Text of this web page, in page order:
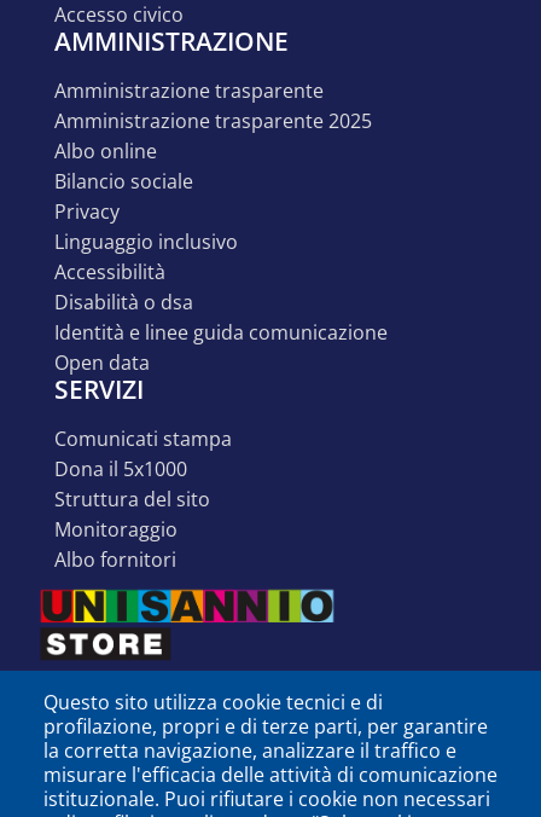
accesso civico
AMMINISTRAZIONE
amministrazione trasparente
amministrazione trasparente 2025
albo online
bilancio sociale
privacy
linguaggio inclusivo
accessibilità
disabilità o dsa
identità e linee guida comunicazione
open data
SERVIZI
comunicati stampa
dona il 5x1000
struttura del sito
monitoraggio
albo fornitori
Questo sito utilizza cookie tecnici e di
profilazione, propri e di terze parti, per garantire
la corretta navigazione, analizzare il traffico e
misurare l'efficacia delle attività di comunicazione
istituzionale. Puoi rifiutare i cookie non necessari